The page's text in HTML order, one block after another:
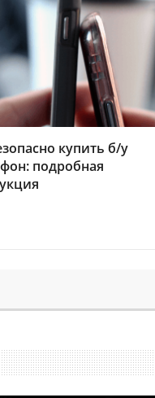
купить б/у
подробная